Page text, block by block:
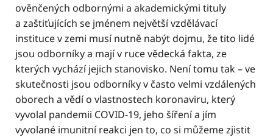
ověnčených odbornými a akademickými tituly
a zaštiťujících se jménem největší vzdělávací
instituce v zemi musí nutně nabýt dojmu, že tito lidé
jsou odborníky a mají v ruce vědecká fakta, ze
kterých vychází jejich stanovisko. Není tomu tak – ve
skutečnosti jsou odborníky v často velmi vzdálených
oborech a vědí o vlastnostech koronaviru, který
vyvolal pandemii COVID-19, jeho šíření a jím
vyvolané imunitní reakci jen to, co si můžeme zjistit